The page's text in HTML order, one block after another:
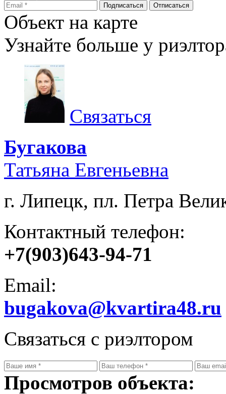
Объект на карте
Узнайте больше у
Связаться
Бугакова
Татьяна Евгеньевна
г. Липецк, пл. Петра
Контактный телефон:
+7(903)643-94-71
Email:
bugakova@kvartira48.ru
Связаться с риэлтором
Просмотров объекта: